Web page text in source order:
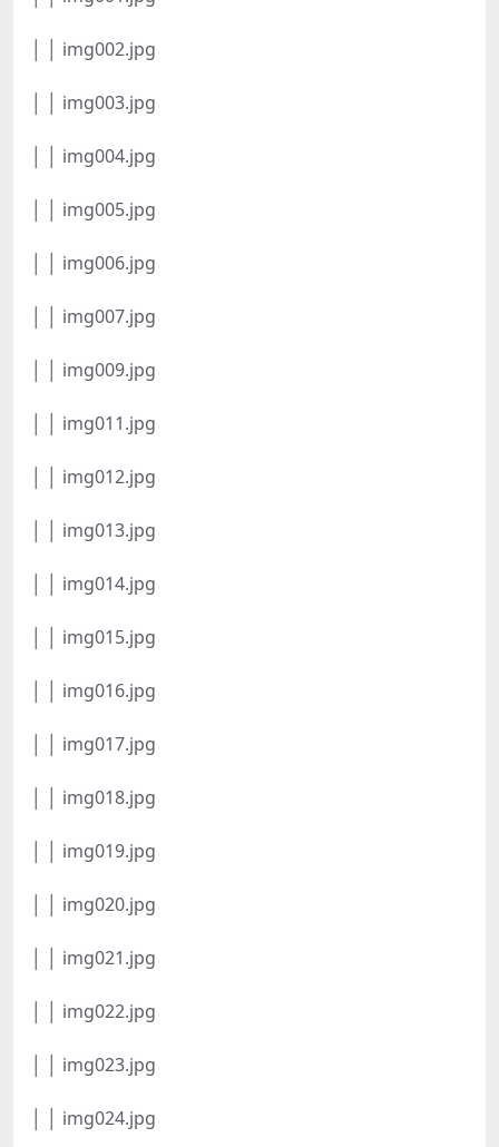
│ │ img002.jpg
│ │ img003.jpg
│ │ img004.jpg
│ │ img005.jpg
│ │ img006.jpg
│ │ img007.jpg
│ │ img009.jpg
│ │ img011.jpg
│ │ img012.jpg
│ │ img013.jpg
│ │ img014.jpg
│ │ img015.jpg
│ │ img016.jpg
│ │ img017.jpg
│ │ img018.jpg
│ │ img019.jpg
│ │ img020.jpg
│ │ img021.jpg
│ │ img022.jpg
│ │ img023.jpg
│ │ img024.jpg